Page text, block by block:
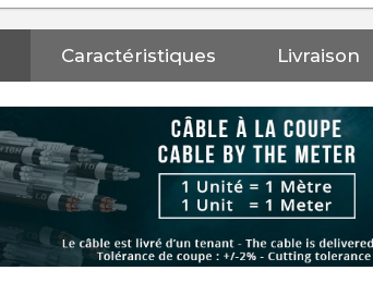
Caractéristiques Livraison